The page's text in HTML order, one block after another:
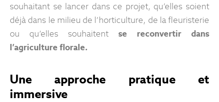
souhaitant se lancer dans ce projet, qu’elles soient
déjà dans le milieu de l’horticulture, de la fleuristerie
ou qu’elles souhaitent se reconvertir dans
l’agriculture florale.
Une approche pratique et
immersive